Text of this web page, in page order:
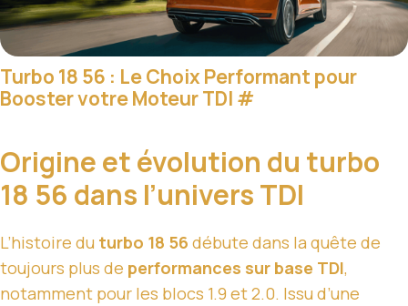
Turbo 18 56 : Le Choix Performant pour
Booster votre Moteur TDI #
Origine et évolution du turbo
18 56 dans l’univers TDI
L’histoire du turbo 18 56 débute dans la quête de
toujours plus de performances sur base TDI,
notamment pour les blocs 1.9 et 2.0. Issu d’une